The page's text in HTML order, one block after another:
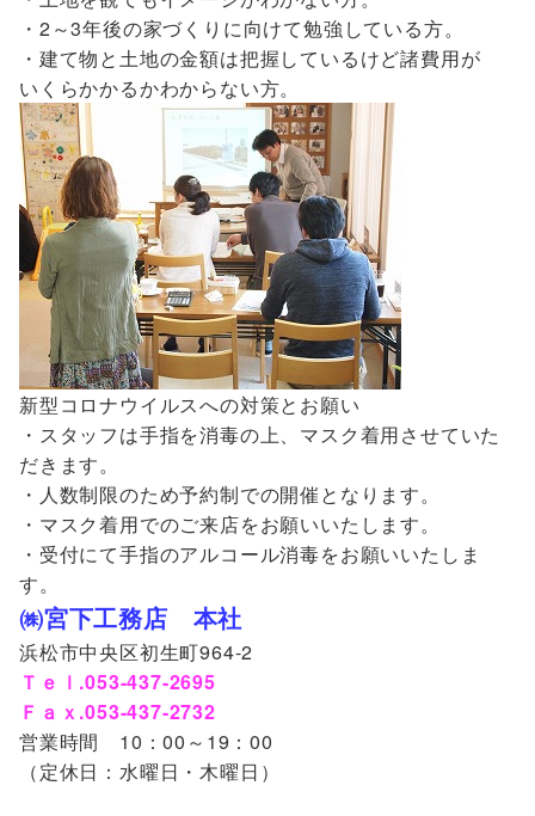
・2～3年後の家づくりに向けて勉強している方。
・建て物と土地の金額は把握しているけど諸費用が
いくらかかるかわからない方。
新型コロナウイルスへの対策とお願い
・スタッフは手指を消毒の上、マスク着用させていた
だきます。
・人数制限のため予約制での開催となります。
・マスク着用でのご来店をお願いいたします。
・受付にて手指のアルコール消毒をお願いいたしま
す。
㈱宮下工務店 本社
浜松市中央区初生町964-2
Ｔｅｌ.053-437-2695
Ｆａｘ.053-437-2732
営業時間 10：00～19：00
（定休日：水曜日・木曜日）